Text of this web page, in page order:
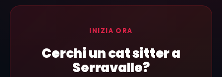
INIZIA ORA
Cerchi un cat sitter a
Serravalle?